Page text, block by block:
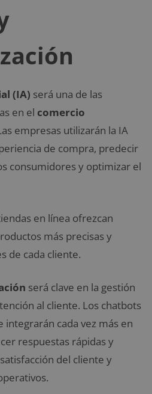
(IA) será una de las
en el comercio
empresas utilizarán la IA
de compra, predecir
consumidores y optimizar el
en línea ofrezcan
más precisas y
de cada cliente.
será clave en la gestión
al cliente. Los chatbots
integrarán cada vez más en
respuestas rápidas y
del cliente y